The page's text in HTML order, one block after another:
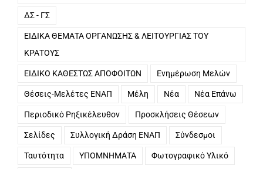
ΕΕ
ΔΣ - ΓΣ
ΕΙΔΙΚΑ ΘΕΜΑΤΑ ΟΡΓΑΝΩΣΗΣ & ΛΕΙΤΟΥΡΓΙΑΣ ΤΟΥ
ΚΡΑΤΟΥΣ
ΕΙΔΙΚΟ ΚΑΘΕΣΤΩΣ ΑΠΟΦΟΙΤΩΝ Ενημέρωση Μελών
Θέσεις-Μελέτες ΕΝΑΠ Μέλη Νέα Νέα Επάνω
Περιοδικό Ρηξικέλευθον Προσκλήσεις Θέσεων
Σελίδες Συλλογική Δράση ΕΝΑΠ Σύνδεσμοι